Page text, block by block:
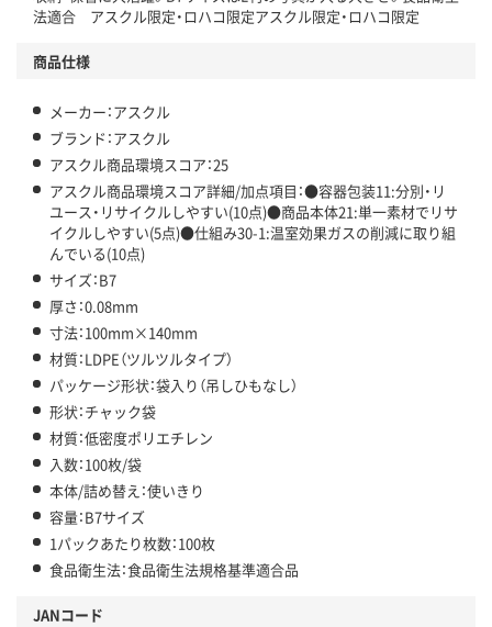
法適合 アスクル限定・ロハコ限定アスクル限定・ロハコ限定
商品仕様
メーカー：アスクル
ブランド：アスクル
アスクル商品環境スコア：25
アスクル商品環境スコア詳細/加点項目：●容器包装11:分別・リ
ユース・リサイクルしやすい(10点)●商品本体21:単一素材でリサ
イクルしやすい(5点)●仕組み30-1:温室効果ガスの削減に取り組
んでいる(10点)
サイズ：B7
厚さ：0.08mm
寸法：100mm×140mm
材質：LDPE（ツルツルタイプ）
パッケージ形状：袋入り（吊しひもなし）
形状：チャック袋
材質：低密度ポリエチレン
入数：100枚/袋
本体/詰め替え：使いきり
容量：B7サイズ
1パックあたり枚数：100枚
食品衛生法：食品衛生法規格基準適合品
JANコード